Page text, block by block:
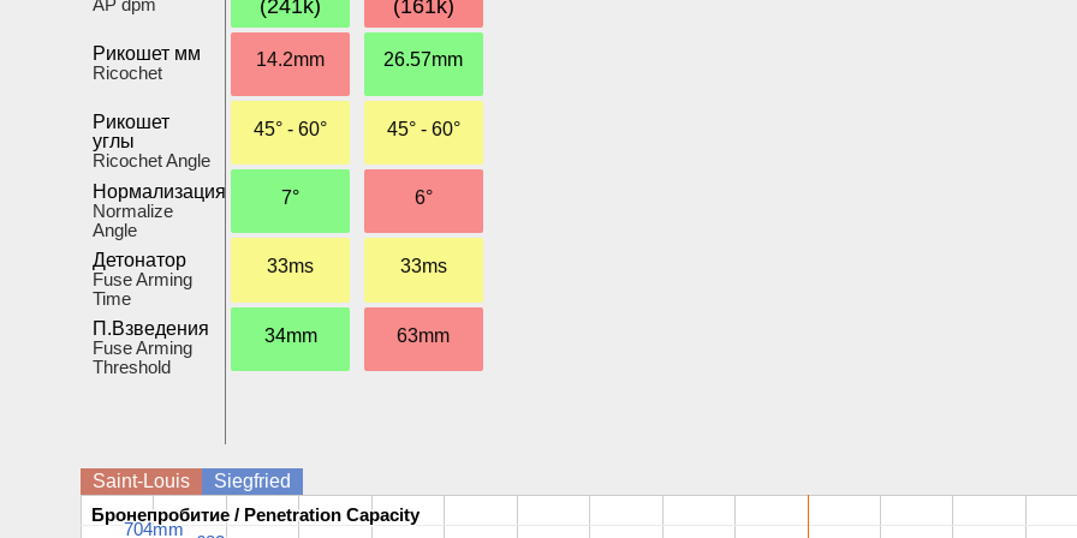
Рикошет мм
Ricochet
Рикошет
углы
Ricochet Angle
Нормализация
Normalize
Angle
Детонатор
Fuse Arming
Time
П.Взведения
Fuse Arming
Threshold
(241k)
14.2mm
45° - 60°
7°
33ms
34mm
(161k)
26.57mm
45° - 60°
6°
33ms
63mm
Saint-Louis Siegfried
Бронепробитие / Penetration Capacity
Бронепробитие / Penetration Capacity
704mm
704mm